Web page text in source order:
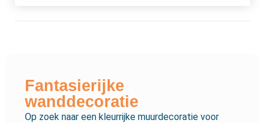
Fantasierijke
wanddecoratie
Op zoek naar een kleurrijke muurdecoratie voor